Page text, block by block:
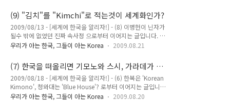
고 정확한 검색 결과를 제공하여, 기존의 인터넷 검색 시장을 장
악하고 있던 야후..
종 격투기에 관심을 갖고 있는 분이라면 단연 “브라질리언 주짓
수”를 생각해 낼 것입니다. 태권도, 가라테, 킥복싱 등의 타격 위
주의 무술과는 달리, 인체의 관절을 꺾거나 상대의 경동맥을 압
박하여 기절시키는 방법으로 적을 제압하는 유술인 주짓수의 가
장 큰 매력은 바로, 작은 체구를 가진 사람이 자신보다 훨씬 크고
이용하면 상대를 쉽게 제압해낼 수 있다는 것입니다. 실제로, 브
라질 주짓수의..
(9) "김치"를 "Kimchi"로 적는것이 세계화인가?
2009/08/13 - [세계에 한국을 알리자!] - (8) 이병헌이 닌자가
될수 밖에 없었던 진짜 속사정 으로부터 이어지는 글입니다. 한
국적인 것과 세계적인 것, 그 사이에서 닭이 먼저냐 달걀이 먼저
는 문제들이 있습니다. 한국의 문화 관련 뉴스를 접할 때면 항상
겪어야 하는 논쟁인 “한국적인 것이 가장 세계적인 것이다”와
“세계적인 것이 가장 세계적인 것이다”라는 주장의 대립 또한
그런 것입니다. 전자를 옹호하는 쪽은, 한국의 문화가 세계인들
에 의해 인정 받은 여러 사례와 함께, 세계의 유수 기업들이 유독
우리가 아는 한국, 그들이 아는 Korea 2009.08.21
(7) 한국을 떠올리면 기모노와 스시, 가라데가 생
각난다?
2009/08/18 - [세계에 한국을 알리자!] - (6) 한복은 'Korean
Kimono', 청와대는 'Blue House'? 로부터 이어지는 글입니다.
앞서 소개한 글 에서는 한복을 'Korean Kimono"로, 청와대를
우리가 아는 한국, 그들이 아는 Korea 2009.08.20